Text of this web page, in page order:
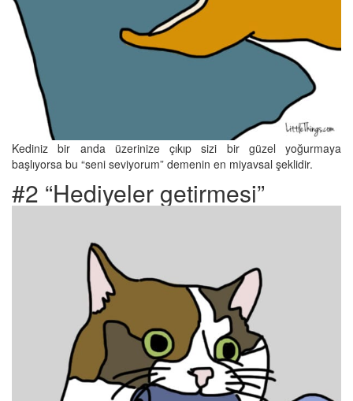
Kediniz bir anda üzerinize çıkıp sizi bir güzel yoğurmaya
başlıyorsa bu “seni seviyorum” demenin en miyavsal şeklidir.
#2 “Hediyeler getirmesi”